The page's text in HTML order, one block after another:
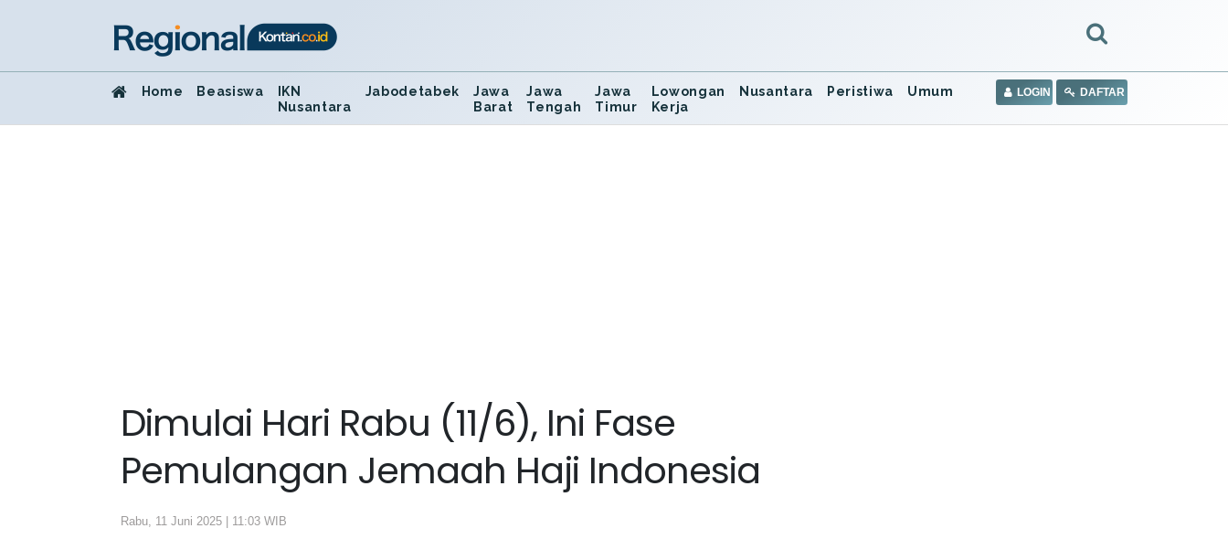
Home Beasiswa
IKN
Nusantara
Jabodetabek
Jawa
Barat
Jawa
Tengah
Jawa
Timur
Lowongan
Kerja
Nusantara Peristiwa Umum LOGIN DAFTAR
Dimulai Hari Rabu (11/6), Ini Fase
Pemulangan Jemaah Haji Indonesia
Rabu, 11 Juni 2025 | 11:03 WIB